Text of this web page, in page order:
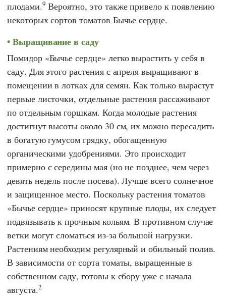
плодами.9 Вероятно, это также привело к появлению
некоторых сортов томатов Бычье сердце.
Выращивание в саду
Помидор «Бычье сердце» легко вырастить у себя в
саду. Для этого растения с апреля выращивают в
помещении в лотках для семян. Как только вырастут
первые листочки, отдельные растения рассаживают
по отдельным горшкам. Когда молодые растения
достигнут высоты около 30 см, их можно пересадить
в богатую гумусом грядку, обогащенную
органическими удобрениями. Это происходит
примерно с середины мая (но не позднее, чем через
девять недель после посева). Лучше всего солнечное
и защищенное место. Поскольку растения томатов
«Бычье сердце» приносят крупные плоды, их следует
подвязывать к прочным кольям. В противном случае
ветки могут сломаться из-за большой нагрузки.
Растениям необходим регулярный и обильный полив.
В зависимости от сорта томаты, выращенные в
собственном саду, готовы к сбору уже с начала
августа.2